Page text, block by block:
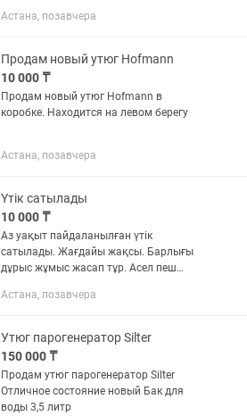
Астана, позавчера
Продам новый утюг Hofmann
10 000 ₸
Продам новый утюг Hofmann в
коробке. Находится на левом берегу
Астана, позавчера
Үтік сатылады
10 000 ₸
Аз уақыт пайдаланылған үтік
сатылады. Жағдайы жақсы. Барлығы
дұрыс жұмыс жасап тұр. Асел пеш
саламын. Көшуімізге байланысты
Астана, позавчера
Утюг парогенератор Silter
150 000 ₸
Продам утюг парогенератор Silter
Отличное состояние новый Бак для
воды 3,5 литр